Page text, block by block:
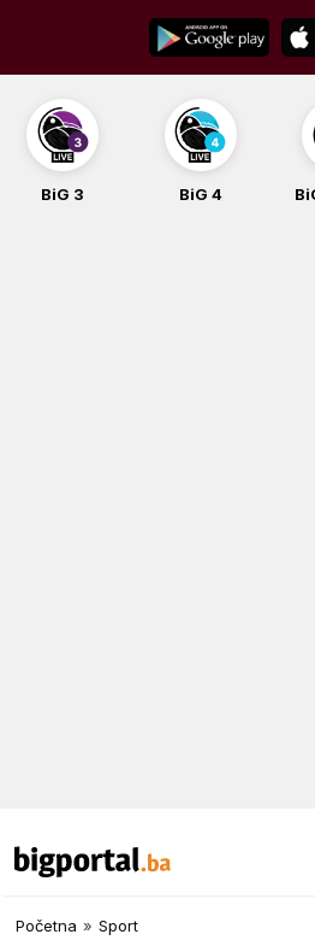
content
BiG 3 BiG 4
Početna » Sport